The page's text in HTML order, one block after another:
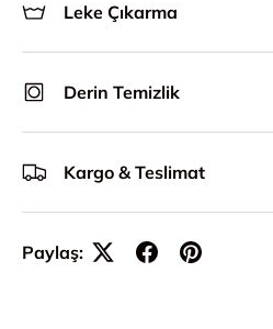
Leke Çıkarma
Derin Temizlik
Kargo & Teslimat
Paylaş: